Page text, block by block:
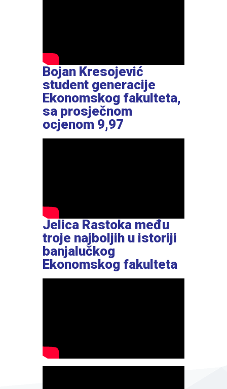
Bojan Kresojević
student generacije
Ekonomskog fakulteta,
sa prosječnom
ocjenom 9,97
Jelica Rastoka među
troje najboljih u istoriji
banjalučkog
Ekonomskog fakulteta